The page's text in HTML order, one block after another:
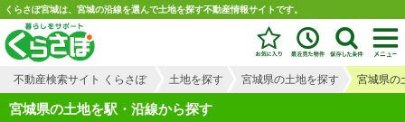
くらさぽ宮城は、宮城の沿線を選んで土地を探す不動産情報サイトです。
不動産検索サイト くらさぽ 土地を探す 宮城県の土地を探す 宮城県の
宮城県の土地を駅・沿線から探す